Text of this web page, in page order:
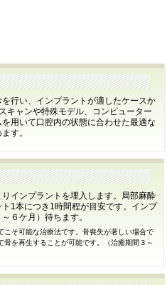
行い、インプラントが適したケースか
キャンや特殊モデル、コンピューター
用いて口腔内の状態に合わせた最適な
す。
インプラントを埋入します。局部麻酔
1本につき1時間程が目安です。インプ
６ケ月）待ちます。
こそ可能な治療法です。骨喪失が著しい場合で
骨を再生することが可能です。（治癒期間３～